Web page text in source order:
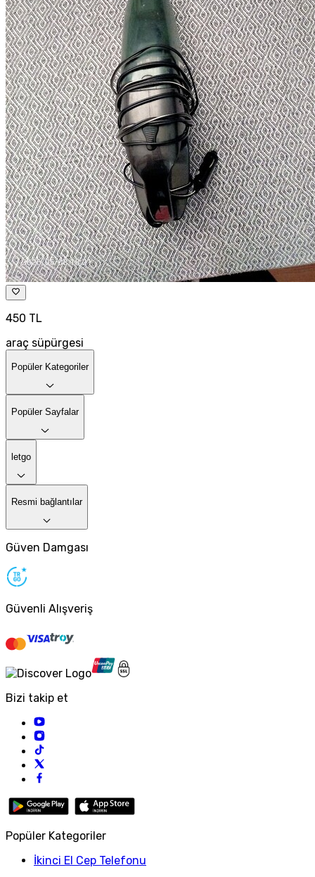
450 TL
araç süpürgesi
Popüler Kategoriler
Popüler Sayfalar
letgo
Resmi bağlantılar
Güven Damgası
Güvenli Alışveriş
Bizi takip et
Popüler Kategoriler
İkinci El Cep Telefonu